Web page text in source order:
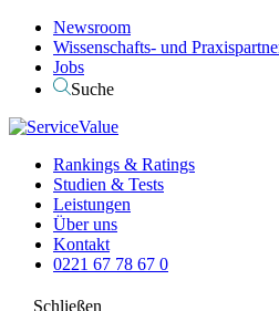
Newsroom
Wissenschafts- und
Jobs
Suche
Rankings & Ratings
Studien & Tests
Leistungen
Über uns
Kontakt
0221 67 78 67 0
Schließen